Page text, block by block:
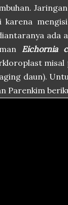
ada
Eichornia
daun).
Parenkim